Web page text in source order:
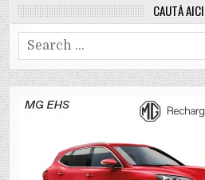
CAUTĂ AICI
Search
for: